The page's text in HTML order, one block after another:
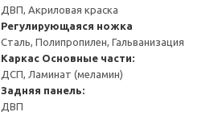
ДВП, Акриловая краска
Регулирующаяся ножка
Сталь, Полипропилен, Гальванизация
Каркас Основные части:
ДСП, Ламинат (меламин)
Задняя панель:
ДВП